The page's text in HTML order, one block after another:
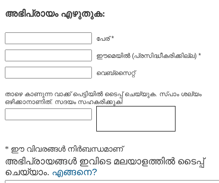
അഭിപ്രായം എഴുതുക:
പേര് *
ഈമെയില്‍ (പ്രസിദ്ധീകരിക്കില്ല) *
വെബ്സൈറ്റ്
താഴെ കാണുന്ന വാക്ക് പെട്ടിയില്‍ ടൈപ്പ്‌ ചെയ്യുക. സ്പാം ശല്യം
ഒഴിക്കാനാണിത്. സദയം സഹകരിക്കുക!
* ഈ വിവരങ്ങള്‍ നിര്‍ബന്ധമാണ്
അഭിപ്രായങ്ങള്‍ ഇവിടെ മലയാളത്തില്‍ ടൈപ്പ്
ചെയ്യാം. എങ്ങനെ?